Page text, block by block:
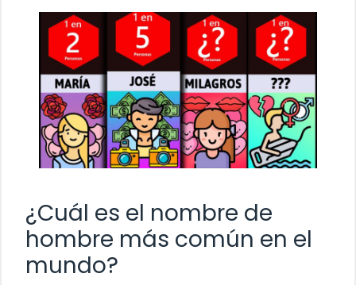
¿Cuál es el nombre de
hombre más común en el
mundo?